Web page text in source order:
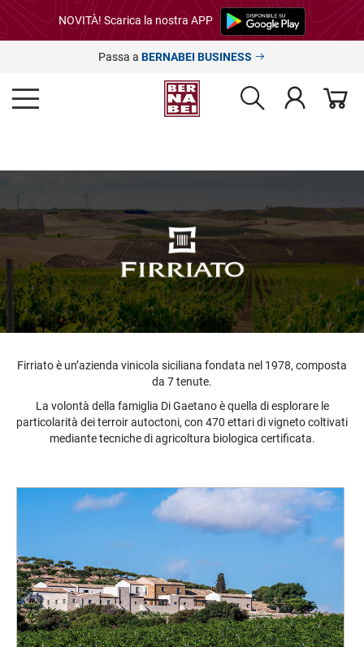
NOVITÀ! Scarica la nostra APP
Passa a BERNABEI BUSINESS
Firriato è un’azienda vinicola siciliana fondata nel 1978, composta
da 7 tenute.
La volontà della famiglia Di Gaetano è quella di esplorare le
particolarità dei terroir autoctoni, con 470 ettari di vigneto coltivati
mediante tecniche di agricoltura biologica certificata.